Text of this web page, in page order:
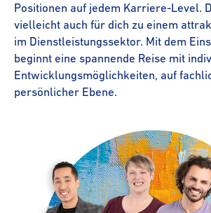
Positionen auf jedem Karriere-Level.
vielleicht auch für dich zu einem
im Dienst­leis­tungs­sektor. Mit dem
beginnt eine spannende Reise mit
Entwick­lungs­mög­lich­keiten, auf
persönlicher Ebene.